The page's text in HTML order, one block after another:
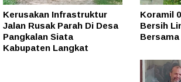
Kerusakan Infrastruktur
Jalan Rusak Parah Di Desa
Pangkalan Siata
Kabupaten Langkat
Koramil
Bersih
Bersama